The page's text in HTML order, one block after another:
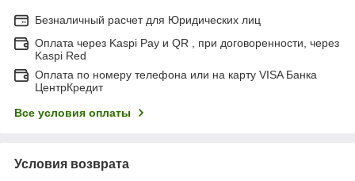
Безналичный расчет для Юридических лиц
Оплата через Kaspi Pay и QR , при договоренности, через
Kaspi Red
Оплата по номеру телефона или на карту VISA Банка
ЦентрКредит
Все условия оплаты
Условия возврата